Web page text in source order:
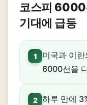
코스피 6000
기대에 급등
1
미국과 이
6000선을
2 하루 만에